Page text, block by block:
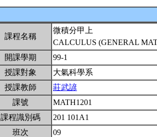
課程名稱
微積分甲上
CALCULUS (GENERAL
開課學期
99-1
授課對象
大氣科學系
授課教師
莊武諺
課號
MATH1201
課程識別碼
201 101A1
班次
09